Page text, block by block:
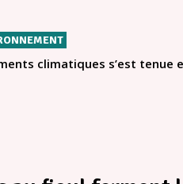
climatiques s’est tenue